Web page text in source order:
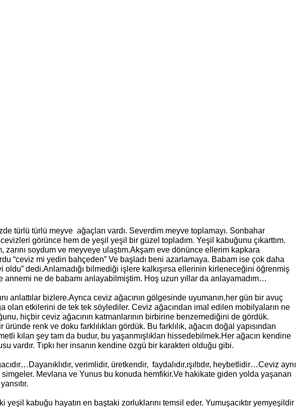
görünce hem de yeşil yeşil bir güzel topladım. Yeşil kabuğunu çıkarttım.
zarını soydum ve meyveye ulaştım.Akşam eve dönünce ellerim kapkara
“ceviz mi yedin bahçeden” Ve başladı beni azarlamaya. Babam ise çok daha
oldu” dedi.Anlamadığı bilmediği işlere kalkışırsa ellerinin kirleneceğini öğrenmiş
annemi ne de babamı anlayabilmiştim. Hoş uzun yıllar da anlayamadım…
olan etkilerini de tek tek söylediler. Ceviz ağacından imal edilen mobilyaların ne
hiçbir ceviz ağacının katmanlarının birbirine benzemediğini de gördük.
renk ve doku farklılıkları gördük. Bu farklılık, ağacın doğal yapısından
kılan şey tam da budur, bu yaşanmışlıkları hissedebilmek.Her ağacın kendine
vardır. Tıpkı her insanın kendine özgü bir karakteri olduğu gibi.
verimlidir, üretkendir,  faydalıdır,ışıltıdır, heybetlidir…Ceviz aynı
Mevlana ve Yunus bu konuda hemfikir.Ve hakikate giden yolda yaşanan